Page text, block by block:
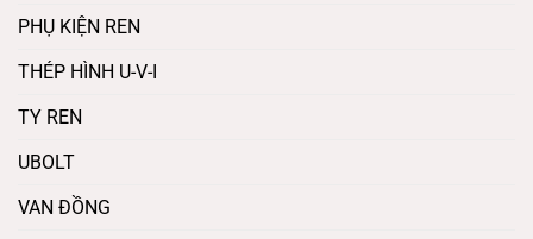
PHỤ KIỆN REN
THÉP HÌNH U-V-I
TY REN
UBOLT
VAN ĐỒNG